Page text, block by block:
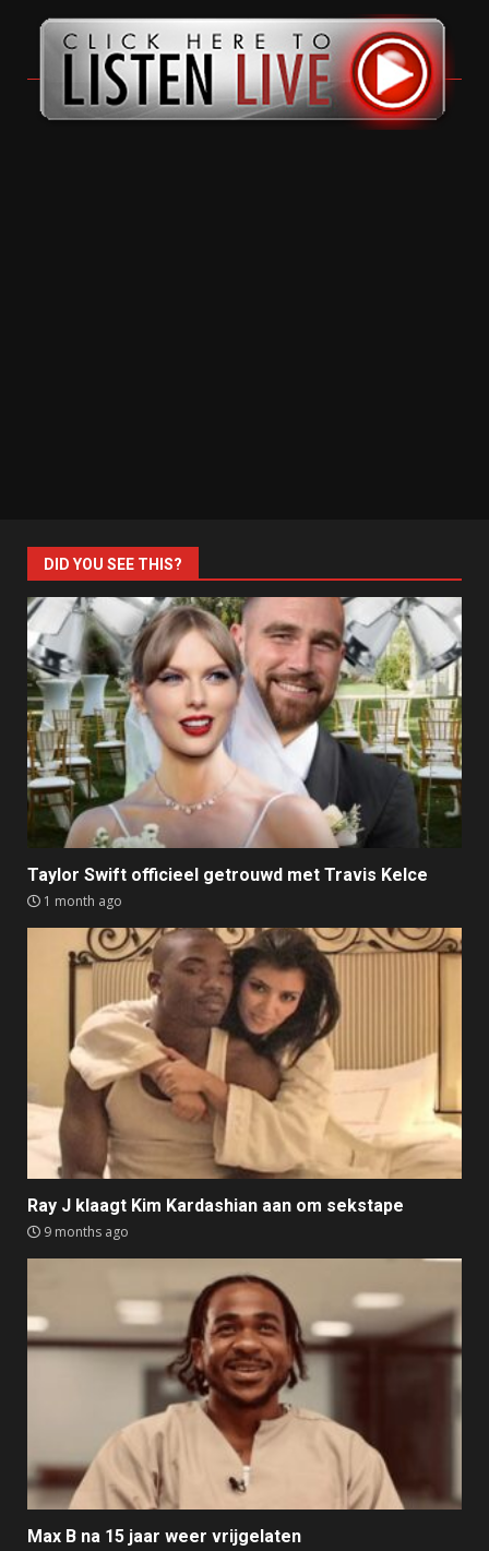
DID YOU SEE THIS?
Taylor Swift officieel getrouwd met Travis Kelce
1 month ago
Ray J klaagt Kim Kardashian aan om sekstape
9 months ago
Max B na 15 jaar weer vrijgelaten